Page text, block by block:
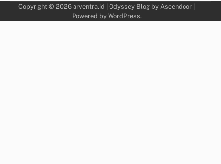
Copyright © 2026 arventra.id | Odyssey Blog by Ascendoor |
Powered by WordPress.